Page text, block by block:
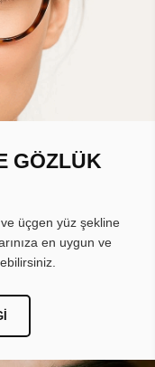
GÖZLÜK
üçgen yüz şekline
en uygun ve